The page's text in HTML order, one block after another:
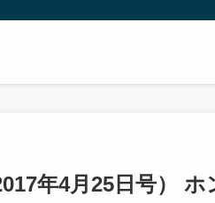
年4月25日号）